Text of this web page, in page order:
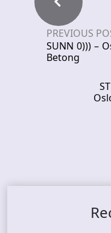
PREVIOUS
SUNN 0))) –
Betong